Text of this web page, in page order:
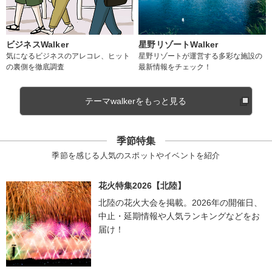
ビジネスWalker
気になるビジネスのアレコレ、ヒット
の裏側を徹底調査
星野リゾートWalker
星野リゾートが運営する多彩な施設の
最新情報をチェック！
テーマwalkerをもっと見る
季節特集
季節を感じる人気のスポットやイベントを紹介
花火特集2026【北陸】
北陸の花火大会を掲載。2026年の開催日、
中止・延期情報や人気ランキングなどをお
届け！